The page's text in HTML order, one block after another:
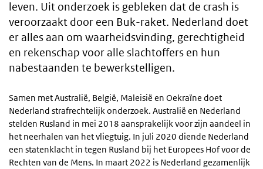
leven. Uit onderzoek is gebleken dat de crash is
veroorzaakt door een Buk-raket. Nederland doet
er alles aan om waarheidsvinding, gerechtigheid
en rekenschap voor alle slachtoffers en hun
nabestaanden te bewerkstelligen.
Samen met Australië, België, Maleisië en Oekraïne doet
Nederland strafrechtelijk onderzoek. Australië en Nederland
stelden Rusland in mei 2018 aansprakelijk voor zijn aandeel in
het neerhalen van het vliegtuig. In juli 2020 diende Nederland
een statenklacht in tegen Rusland bij het Europees Hof voor de
Rechten van de Mens. In maart 2022 is Nederland gezamenlijk